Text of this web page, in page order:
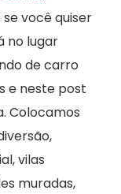
se você quiser
no lugar
de carro
e neste post
Colocamos
vilas
muradas,